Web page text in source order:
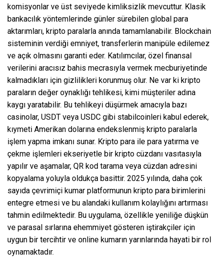
komisyonlar ve üst seviyede kimliksizlik mevcuttur. Klasik
bankacılık yöntemlerinde günler sürebilen global para
aktarımları, kripto paralarla anında tamamlanabilir. Blockchain
sisteminin verdiği emniyet, transferlerin manipüle edilemez
ve açık olmasını garanti eder. Katılımcılar, özel finansal
verilerini aracısız bahis mecrasıyla vermek mecburiyetinde
kalmadıkları için gizlilikleri korunmuş olur. Ne var ki kripto
paraların değer oynaklığı tehlikesi, kimi müşteriler adına
kaygı yaratabilir. Bu tehlikeyi düşürmek amacıyla bazı
casinolar, USDT veya USDC gibi stabilcoinleri kabul ederek,
kıymeti Amerikan dolarına endekslenmiş kripto paralarla
işlem yapma imkanı sunar. Kripto para ile para yatırma ve
çekme işlemleri ekseriyetle bir kripto cüzdanı vasıtasıyla
yapılır ve aşamalar, QR kod tarama veya cüzdan adresini
kopyalama yoluyla oldukça basittir. 2025 yılında, daha çok
sayıda çevrimiçi kumar platformunun kripto para birimlerini
entegre etmesi ve bu alandaki kullanım kolaylığını artırması
tahmin edilmektedir. Bu uygulama, özellikle yeniliğe düşkün
ve parasal sırlarına ehemmiyet gösteren iştirakçiler için
uygun bir tercihtir ve online kumarın yarınlarında hayati bir rol
oynamaktadır.